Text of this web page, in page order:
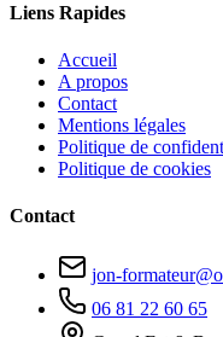
Liens Rapides
Accueil
A propos
Contact
Mentions légales
Politique de
Politique de cookies
Contact
jon-
06 81 22 60 65